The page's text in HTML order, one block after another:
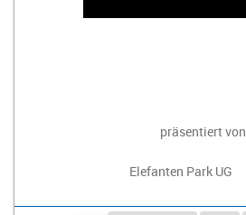
präsentiert von
Elefanten Park UG